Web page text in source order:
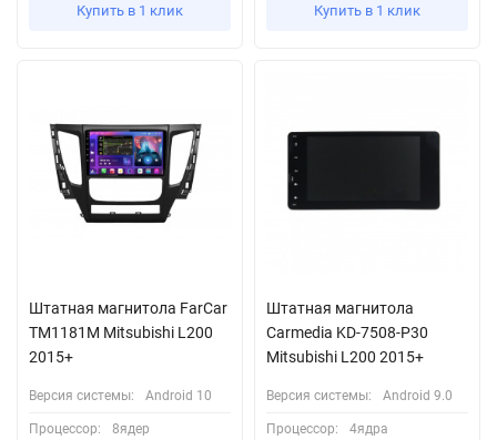
Купить в 1 клик Купить в 1 клик
Штатная магнитола FarCar
TM1181M Mitsubishi L200
2015+
Версия системы: Android 10
Процессор: 8ядер
Штатная магнитола
Carmedia KD-7508-P30
Mitsubishi L200 2015+
Версия системы: Android 9.0
Процессор: 4ядра